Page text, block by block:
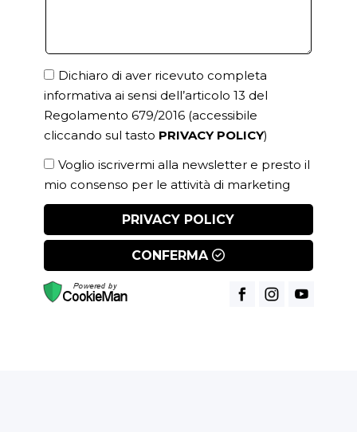
Dichiaro di aver ricevuto completa
informativa ai sensi dell’articolo 13 del
Regolamento 679/2016 (accessibile
cliccando sul tasto PRIVACY POLICY)
Voglio iscrivermi alla newsletter e presto il
mio consenso per le attività di marketing
PRIVACY POLICY
CONFERMA